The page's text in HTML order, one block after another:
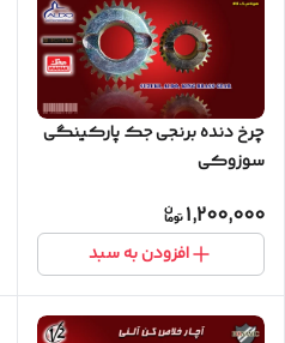
چرخ دنده برنجی جک پارکینگی
سوزوکی
1,200,000
افزودن به سبد